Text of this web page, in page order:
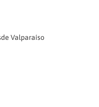
Valparaíso